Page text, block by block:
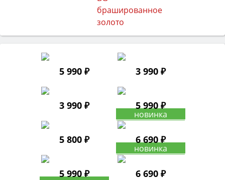
5 990 ₽ 3 990 ₽
3 990 ₽ 5 990 ₽
5 800 ₽ 6 690 ₽
5 990 ₽ 6 690 ₽